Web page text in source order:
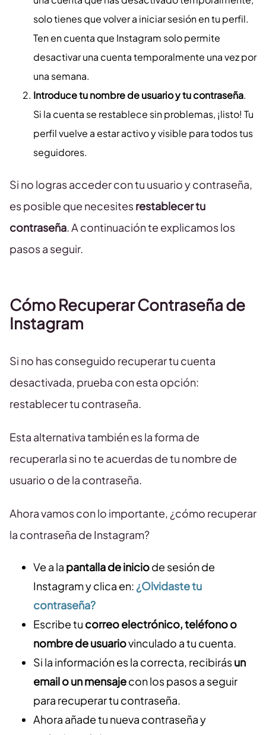
solo tienes que volver a iniciar sesión en tu perfil.
Ten en cuenta que Instagram solo permite
desactivar una cuenta temporalmente una vez por
una semana.
Introduce tu nombre de usuario y tu contraseña.
Si la cuenta se restablece sin problemas, ¡listo! Tu
perfil vuelve a estar activo y visible para todos tus
seguidores.
Si no logras acceder con tu usuario y contraseña,
es posible que necesitesrestablecer tu
contraseña. A continuación te explicamos los
pasos a seguir.
Cómo Recuperar Contraseña de
Instagram
Si no has conseguido recuperar tu cuenta
desactivada, prueba con esta opción:
restablecer tu contraseña.
Esta alternativa también es la forma de
recuperarla si no te acuerdas de tu nombre de
usuario o de la contraseña.
Ahora vamos con lo importante, ¿cómo recuperar
la contraseña de Instagram?
Ve a la pantalla de iniciode sesión de
Instagram y clica en: ¿Olvidaste tu
contraseña?
Escribe tu correo electrónico, teléfono o
nombre de usuariovinculado a tu cuenta.
Si la información es la correcta, recibirásun
email o un mensajecon los pasos a seguir
para recuperar tu contraseña.
Ahora añade tu nueva contraseña y